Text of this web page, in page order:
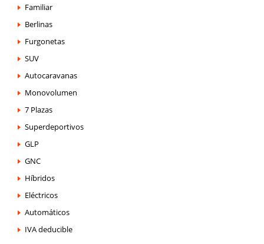
Familiar
Berlinas
Furgonetas
SUV
Autocaravanas
Monovolumen
7 Plazas
Superdeportivos
GLP
GNC
Híbridos
Eléctricos
Automáticos
IVA deducible